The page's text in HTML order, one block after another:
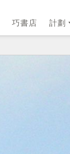
巧書店 計劃